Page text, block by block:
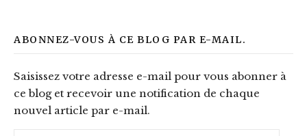
ABONNEZ-VOUS À CE BLOG PAR E-MAIL.
Saisissez votre adresse e-mail pour vous abonner à
ce blog et recevoir une notification de chaque
nouvel article par e-mail.